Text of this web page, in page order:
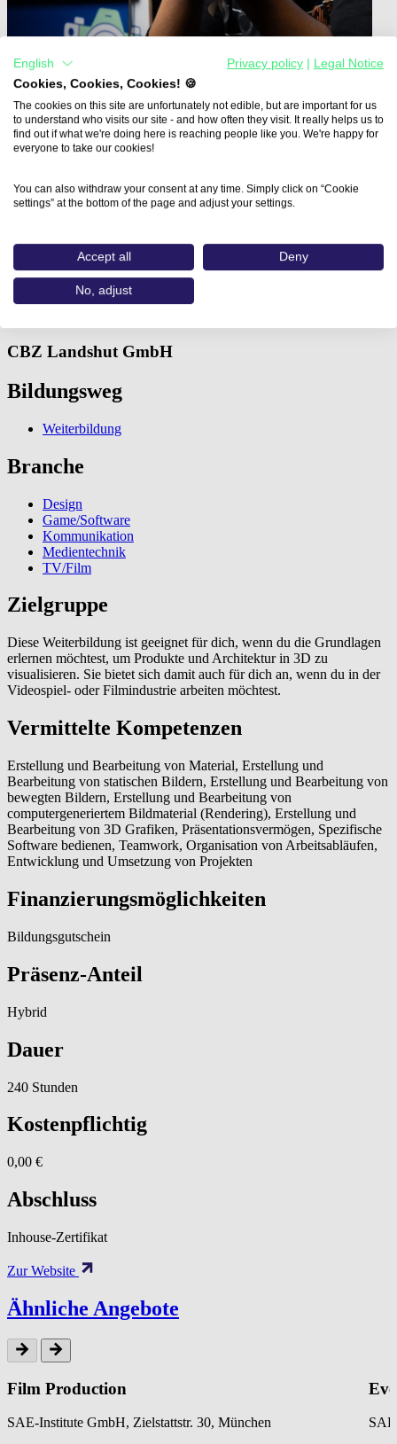
Home
Aus- und Weiterbildungen
3D / CGI Basics in der 3D-
Software Autodesk 3Ds Max
CBZ Landshut GmbH
Bildungsweg
Weiterbildung
Branche
Design
Game/Software
Kommunikation
Medientechnik
TV/Film
Zielgruppe
Diese Weiterbildung ist geeignet für dich, wenn du die Grundlagen
erlernen möchtest, um Produkte und Architektur in 3D zu
visualisieren. Sie bietet sich damit auch für dich an, wenn du in der
Videospiel- oder Filmindustrie arbeiten möchtest.
Vermittelte Kompetenzen
Erstellung und Bearbeitung von Material, Erstellung und
Bearbeitung von statischen Bildern, Erstellung und Bearbeitung von
bewegten Bildern, Erstellung und Bearbeitung von
computergeneriertem Bildmaterial (Rendering), Erstellung und
Bearbeitung von 3D Grafiken, Präsentationsvermögen, Spezifische
Software bedienen, Teamwork, Organisation von Arbeitsabläufen,
Entwicklung und Umsetzung von Projekten
Finanzierungsmöglichkeiten
Bildungsgutschein
Präsenz-Anteil
Hybrid
Dauer
240 Stunden
Kostenpflichtig
0,00 €
Abschluss
Inhouse-Zertifikat
Zur Website
Ähnliche Angebote
Film Production
SAE-Institute GmbH, Zielstattstr. 30, München
English Privacy policy
Legal Notice
Cookies, Cookies, Cookies! 🍪
The cookies on this site are unfortunately not edible, but are important for us
to understand who visits our site - and how often they visit. It really helps us to
find out if what we're doing here is reaching people like you. We're happy for
everyone to take our cookies!
You can also withdraw your consent at any time. Simply click on “Cookie
settings” at the bottom of the page and adjust your settings.
Accept all Deny
No, adjust